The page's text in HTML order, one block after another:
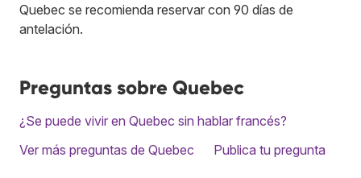
Quebec se recomienda reservar con 90 días de
antelación.
Preguntas sobre Quebec
¿Se puede vivir en Quebec sin hablar francés?
Ver más preguntas de Quebec
Publica tu pregunta